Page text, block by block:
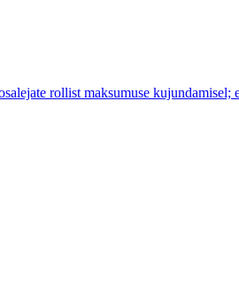
rollist maksumuse kujundamisel;